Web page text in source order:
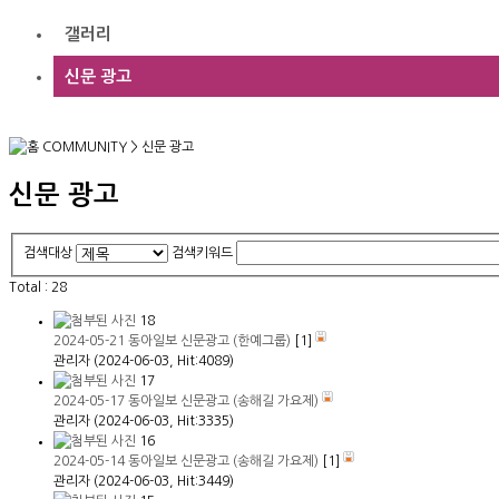
갤러리
신문 광고
COMMUNITY > 신문 광고
신문 광고
검색대상 검색키워드
Total : 28
18
2024-05-21 동아일보 신문광고 (한예그룹)
1
관리자 (2024-06-03, Hit:4089)
17
2024-05-17 동아일보 신문광고 (송해길 가요제)
관리자 (2024-06-03, Hit:3335)
16
2024-05-14 동아일보 신문광고 (송해길 가요제)
1
관리자 (2024-06-03, Hit:3449)